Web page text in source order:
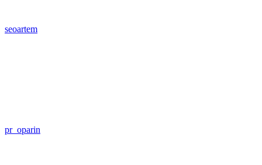
seoartem
pr_oparin